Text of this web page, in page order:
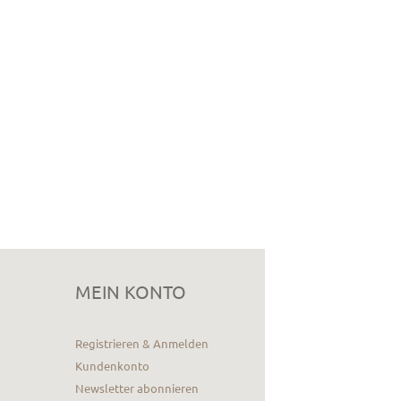
MEIN KONTO
Registrieren & Anmelden
Kundenkonto
Newsletter abonnieren